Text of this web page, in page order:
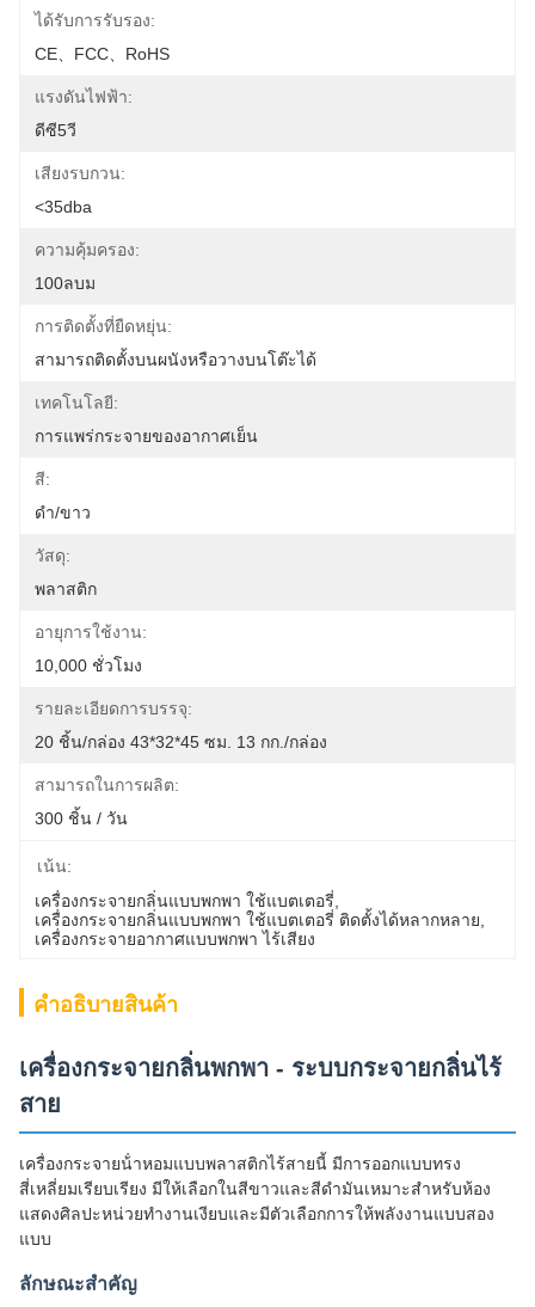
ได้รับการรับรอง:
CE、FCC、RoHS
แรงดันไฟฟ้า:
ดีซี5วี
เสียงรบกวน:
<35dba
ความคุ้มครอง:
100ลบม
การติดตั้งที่ยืดหยุ่น:
สามารถติดตั้งบนผนังหรือวางบนโต๊ะได้
เทคโนโลยี:
การแพร่กระจายของอากาศเย็น
สี:
ดำ/ขาว
วัสดุ:
พลาสติก
อายุการใช้งาน:
10,000 ชั่วโมง
รายละเอียดการบรรจุ:
20 ชิ้น/กล่อง 43*32*45 ซม. 13 กก./กล่อง
สามารถในการผลิต:
300 ชิ้น / วัน
เน้น:
เครื่องกระจายกลิ่นแบบพกพา ใช้แบตเตอรี่
เครื่องกระจายกลิ่นแบบพกพา ใช้แบตเตอรี่ ติดตั้งได้หลากหลาย
เครื่องกระจายอากาศแบบพกพา ไร้เสียง
คําอธิบายสินค้า
เครื่องกระจายกลิ่นพกพา - ระบบกระจายกลิ่นไร้
สาย
เครื่องกระจายน้ําหอมแบบพลาสติกไร้สายนี้ มีการออกแบบทรง
สี่เหลี่ยมเรียบเรียง มีให้เลือกในสีขาวและสีดํามันเหมาะสําหรับห้อง
แสดงศิลปะหน่วยทํางานเงียบและมีตัวเลือกการให้พลังงานแบบสอง
แบบ
ลักษณะสําคัญ